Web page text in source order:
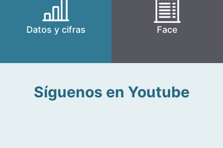
Datos y cifras Face
Síguenos en Youtube